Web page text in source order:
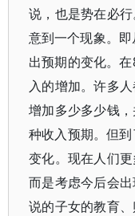
说，也是势在必
意到一个现象。
出预期的变化。
入的增加。许多
增加多少多少钱
种收入预期。但
变化。现在人们
而是考虑今后会
说的子女的教育